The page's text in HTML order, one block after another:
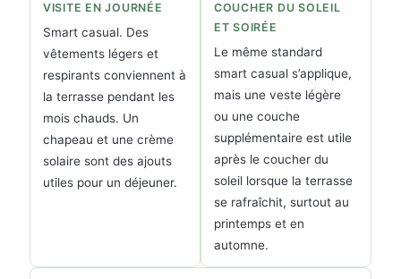
VISITE EN JOURNÉE
Smart casual. Des
vêtements légers et
respirants conviennent à
la terrasse pendant les
mois chauds. Un
chapeau et une crème
solaire sont des ajouts
utiles pour un déjeuner.
COUCHER DU SOLEIL
ET SOIRÉE
Le même standard
smart casual s’applique,
mais une veste légère
ou une couche
supplémentaire est utile
après le coucher du
soleil lorsque la terrasse
se rafraîchit, surtout au
printemps et en
automne.